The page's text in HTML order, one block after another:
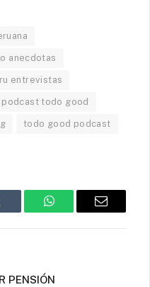
anecdotas
entrevistas
podcast todo good
todo good podcast
WhatsAppEmail
PENSIÓN